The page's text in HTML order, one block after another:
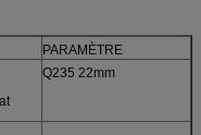
PARAMÈTRE
Q235 22mm